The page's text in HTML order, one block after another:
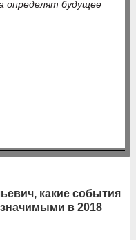
определят будущее
какие события
в 2018